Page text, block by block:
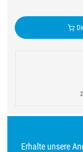
Erhalte unsere